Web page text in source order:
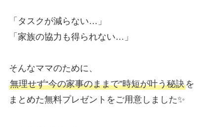
「タスクが減らない…」
「家族の協力も得られない…」
そんなママのために、
無理せず“今の家事のままで”時短が叶う秘訣を
まとめた無料プレゼントをご用意しました✨